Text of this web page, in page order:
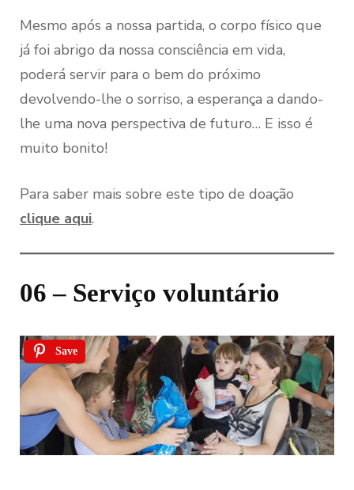
Mesmo após a nossa partida, o corpo físico que
já foi abrigo da nossa consciência em vida,
poderá servir para o bem do próximo
devolvendo-lhe o sorriso, a esperança a dando-
lhe uma nova perspectiva de futuro… E isso é
muito bonito!
Para saber mais sobre este tipo de doação
clique aqui.
06 – Serviço voluntário
Save